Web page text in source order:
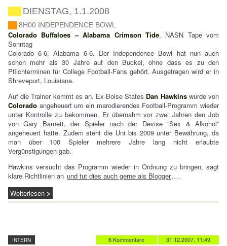
DIENSTAG, 1.1.2008
8H00 INDEPENDENCE BOWL
Colorado Buffaloes – Alabama Crimson Tide, NASN Tape vom
Sonntag
Colorado 6-6, Alabama 6-6. Der Independence Bowl hat nun auch
schon mehr als 30 Jahre auf den Buckel, ohne dass es zu den
Pflichterminen für College Football-Fans gehört. Ausgetragen wird er in
Shreveport, Louisiana.
Auf die Trainer kommt es an. Ex-Boise States Dan Hawkinswurde von
Colorado angeheuert um ein marodierendes Football-Programm wieder
unter Kontrolle zu bekommen. Er übernahm vor zwei Jahren den Job
von Gary Barnett, der Spieler nach der Devise “Sex & Alkohol”
angeheuert hatte. Zudem steht die Uni bis 2009 unter Bewährung, da
man über 100 Spieler mehrere Jahre lang nicht erlaubte
Vergünstigungen gab.
Hawkins versucht das Programm wieder in Ordnung zu bringen, sagt
klare Richtlinien an und tut dies auch gerne als Blogger.…
Weiterlesen
31.12.2007, 11:49
6 Kommentare
INTERN